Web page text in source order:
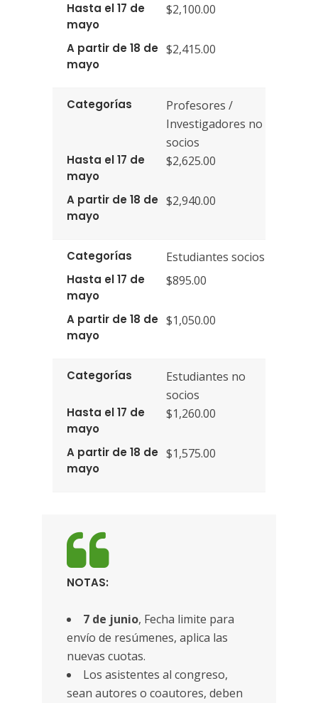
Hasta el 17 de
mayo
$2,100.00
A partir de 18 de
mayo
$2,415.00
Categorías
Profesores /
Investigadores no
socios
Hasta el 17 de
mayo
$2,625.00
A partir de 18 de
mayo
$2,940.00
Categorías Estudiantes socios
Hasta el 17 de
mayo
$895.00
A partir de 18 de
mayo
$1,050.00
Categorías
Estudiantes no
socios
Hasta el 17 de
mayo
$1,260.00
A partir de 18 de
mayo
$1,575.00
NOTAS:
7 de junio, Fecha limite para
envío de resúmenes, aplica las
nuevas cuotas.
Los asistentes al congreso,
sean autores o coautores, deben